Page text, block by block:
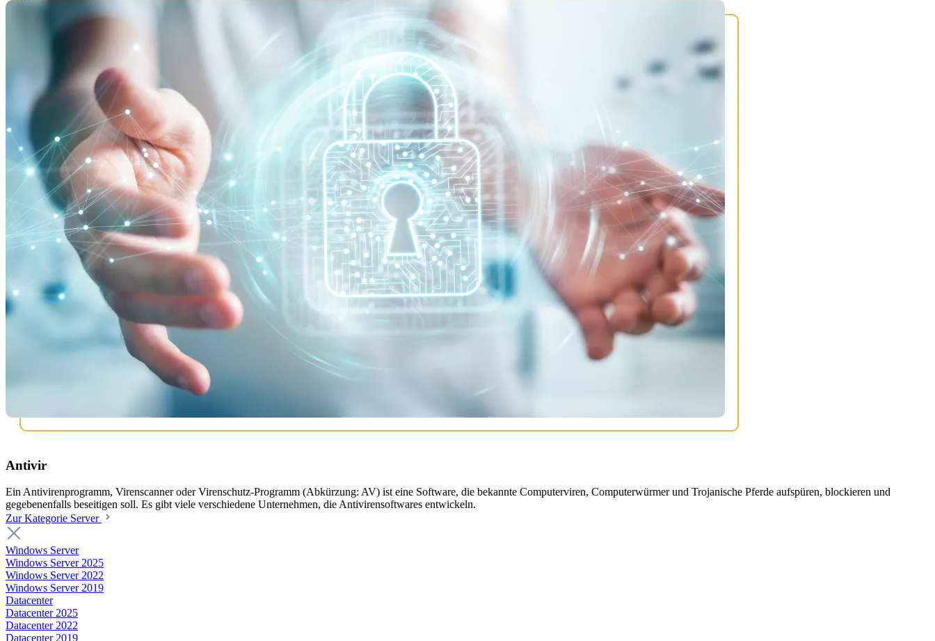
Antivir
Ein Antivirenprogramm, Virenscanner oder Virenschutz-Programm (Abkürzung: AV) ist eine Software, die bekannte Computerviren, Computerwürmer und Trojanische Pferde aufspüren, blockieren und
gegebenenfalls beseitigen soll. Es gibt viele verschiedene Unternehmen, die Antivirensoftwares entwickeln.
Zur Kategorie Server
Windows Server
Windows Server 2025
Windows Server 2022
Windows Server 2019
Datacenter
Datacenter 2025
Datacenter 2022
Datacenter 2019